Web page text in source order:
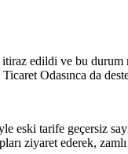
edildi ve bu
Odasınca da
eski tarife geçersiz
ziyaret ederek,